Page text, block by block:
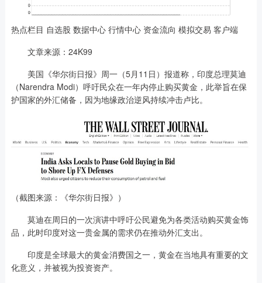
热点栏目 自选股 数据中心 行情中心 资金流向 模拟交易 客户端
文章来源：24K99
美国《华尔街日报》周一（5月11日）报道称，印度总理莫迪
（Narendra Modi）呼吁民众在一年内停止购买黄金，此举旨在保
护国家的外汇储备，因为地缘政治逆风持续冲击卢比。
（截图来源：《华尔街日报》）
莫迪在周日的一次演讲中呼吁公民避免为各类活动购买黄金饰
品，此时印度对这一贵金属的需求仍在推动外汇支出。
印度是全球最大的黄金消费国之一，黄金在当地具有重要的文
化意义，并被视为投资资产。